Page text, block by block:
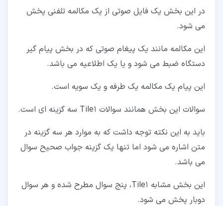
در این بخش یک فایل صوتی از یک مکالمه تلفنی پخش
می شود.
این مکالمه مانند یک پیغام صوتی که در بخش پیام گیر
دستگاه ضبط می شود و یا یک اطلاعیه می باشد.
این پیام یک مکالمه یک طرفه و یک سویه است.
سوالات این بخش همانند سوالات Tile1 سه گزینه ای است.
باید به این نکته توجه داشت که به موارد هر سه گزینه در
متن اشاره می شود اما تنها یک گزینه جواب صحیح سوال
می باشد.
این بخش مشابه Tile1، پنج سوال مطرح شده و هر سوال
دوبار پخش می شود.